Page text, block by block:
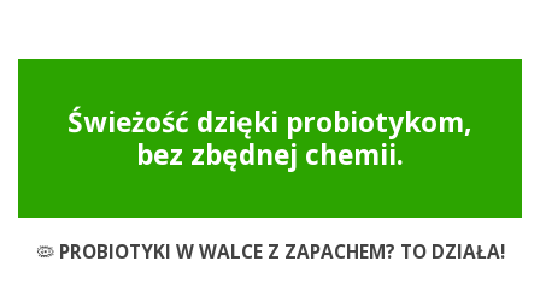
Świeżość dzięki probiotykom,
bez zbędnej chemii.
🦠 PROBIOTYKI W WALCE Z ZAPACHEM? TO DZIAŁA!